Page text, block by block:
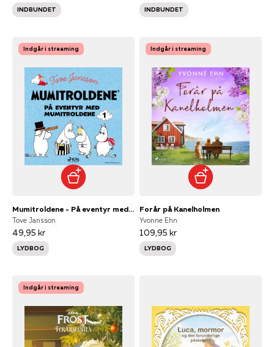
INDBUNDET INDBUNDET
Indgår i streaming
Mumitroldene - På eventyr med mumitroldene 1
Tove Jansson
49,95 kr
LYDBOG
Indgår i streaming
Forår på Kanelholmen
Yvonne Ehn
109,95 kr
LYDBOG
Indgår i streaming